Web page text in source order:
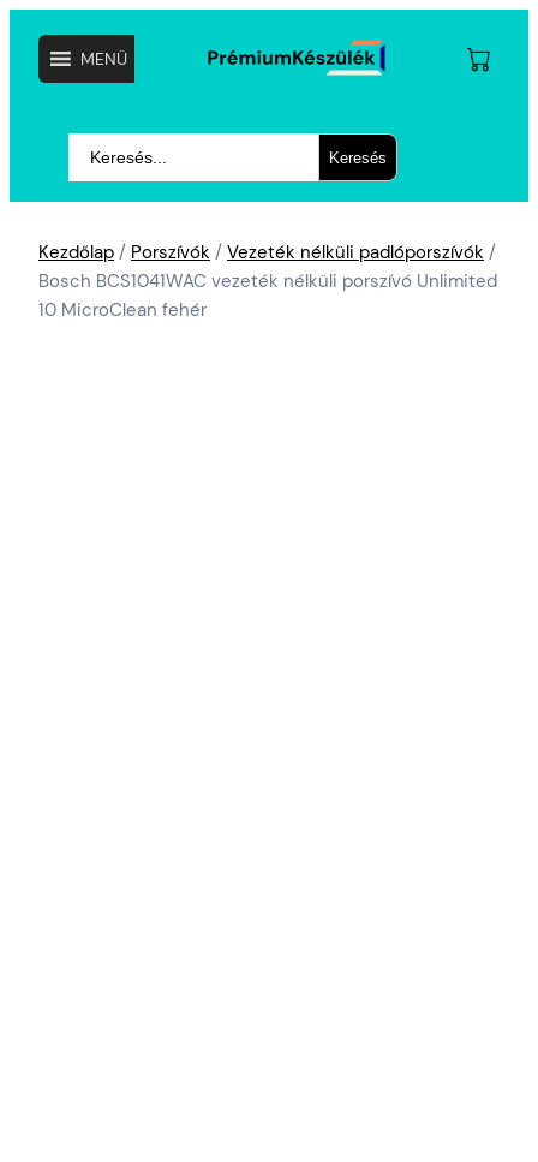
MENÜ
Keresés
Keresés
Kezdőlap / Porszívók / Vezeték nélküli padlóporszívók /
Bosch BCS1041WAC vezeték nélküli porszívó Unlimited
10 MicroClean fehér